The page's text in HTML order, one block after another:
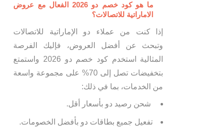
ما هو كود خصم دو 2026 الفعال مع عروض
الاماراتية للاتصالات؟
إذا كنت من عملاء دو الإماراتية للاتصالات
وتبحث عن أفضل العروض، فإليك الفرصة
المثالية استخدم كود خصم دو 2026 واستمتع
بتخفيضات تصل إلى 70% على مجموعة واسعة
من الخدمات، بما في ذلك:
شحن رصيد دو بأسعار أقل.
تفعيل جميع بطاقات دو بأفضل الخصومات.